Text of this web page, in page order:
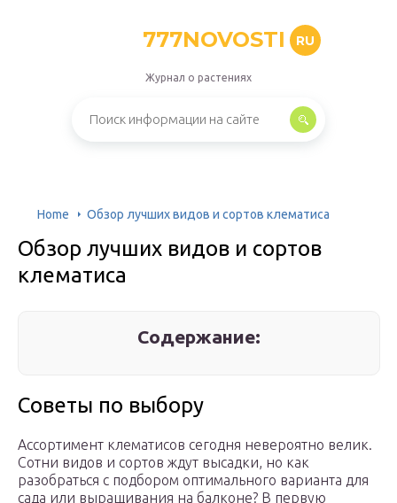
777NOVOSTI RU
Журнал о растениях
Home Обзор лучших видов и сортов клематиса
Обзор лучших видов и сортов
клематиса
Содержание:
Советы по выбору
Ассортимент клематисов сегодня невероятно велик.
Сотни видов и сортов ждут высадки, но как
разобраться с подбором оптимального варианта для
сада или выращивания на балконе? В первую